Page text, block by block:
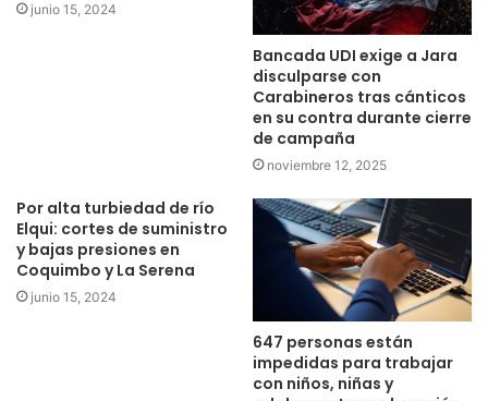
junio 15, 2024
Bancada UDI exige a Jara
disculparse con
Carabineros tras cánticos
en su contra durante cierre
de campaña
noviembre 12, 2025
Por alta turbiedad de río
Elqui: cortes de suministro
y bajas presiones en
Coquimbo y La Serena
junio 15, 2024
647 personas están
impedidas para trabajar
con niños, niñas y